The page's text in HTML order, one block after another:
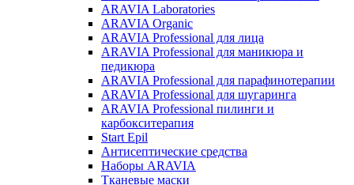
ARAVIA Laboratories
ARAVIA Organic
ARAVIA Professional для лица
ARAVIA Professional для маникюра и
педикюра
ARAVIA Professional для парафинотерапии
ARAVIA Professional для шугаринга
ARAVIA Professional пилинги и
карбокситерапия
Start Epil
Антисептические средства
Наборы ARAVIA
Тканевые маски